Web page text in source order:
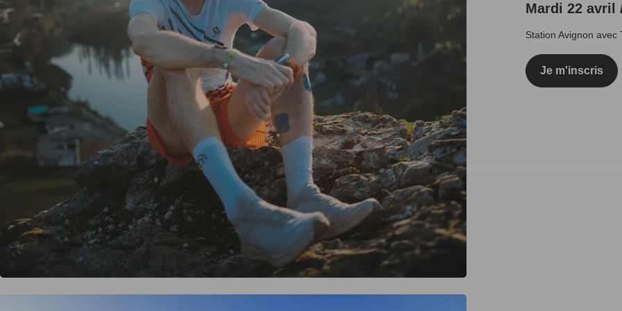
Mardi 22 avril
Station Avignon avec
Je m'inscris